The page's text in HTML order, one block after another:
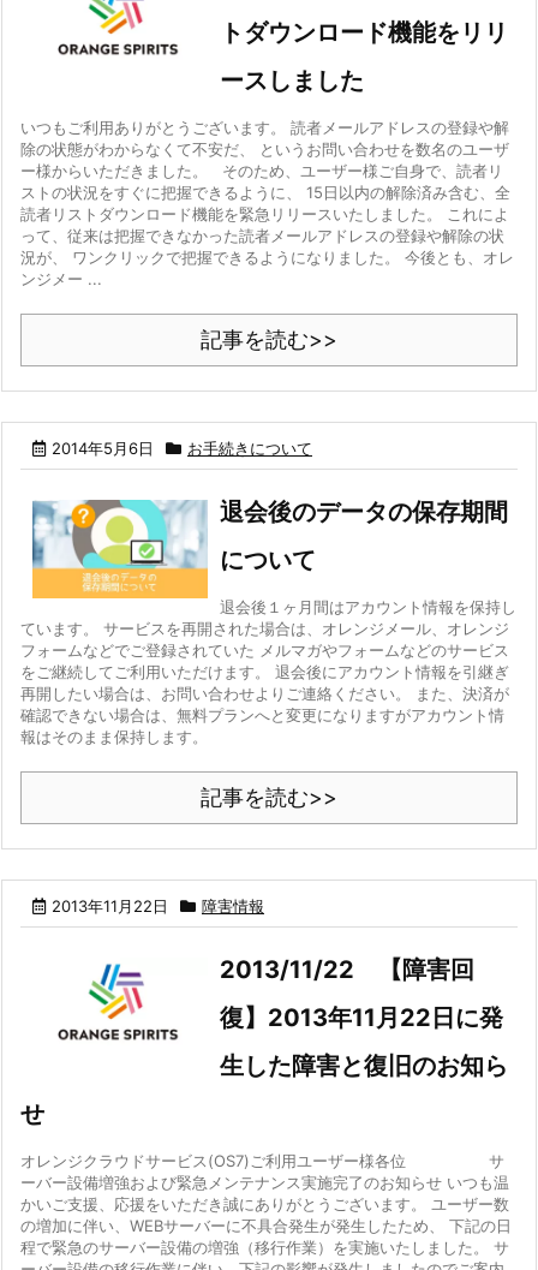
トダウンロード機能をリリ
ースしました
いつもご利用ありがとうございます。 読者メールアドレスの登録や解
除の状態がわからなくて不安だ、 というお問い合わせを数名のユーザ
ー様からいただきました。 そのため、ユーザー様ご自身で、読者リ
ストの状況をすぐに把握できるように、 15日以内の解除済み含む、全
読者リストダウンロード機能を緊急リリースいたしました。 これによ
って、従来は把握できなかった読者メールアドレスの登録や解除の状
況が、 ワンクリックで把握できるようになりました。 今後とも、オレ
ンジメー ...
記事を読む>>
2014年5月6日 お手続きについて
退会後のデータの保存期間
について
退会後１ヶ月間はアカウント情報を保持し
ています。 サービスを再開された場合は、オレンジメール、オレンジ
フォームなどでご登録されていた メルマガやフォームなどのサービス
をご継続してご利用いただけます。 退会後にアカウント情報を引継ぎ
再開したい場合は、お問い合わせよりご連絡ください。 また、決済が
確認できない場合は、無料プランへと変更になりますがアカウント情
報はそのまま保持します。
記事を読む>>
2013年11月22日 障害情報
2013/11/22 【障害回
復】2013年11月22日に発
生した障害と復旧のお知ら
せ
オレンジクラウドサービス(OS7)ご利用ユーザー様各位 サ
ーバー設備増強および緊急メンテナンス実施完了のお知らせ いつも温
かいご支援、応援をいただき誠にありがとうございます。 ユーザー数
の増加に伴い、WEBサーバーに不具合発生が発生したため、 下記の日
程で緊急のサーバー設備の増強（移行作業）を実施いたしました。 サ